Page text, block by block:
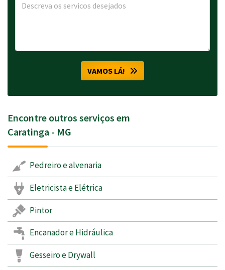
VAMOS LÁ!
Encontre outros serviços em
Caratinga - MG
Pedreiro e alvenaria
Eletricista e Elétrica
Pintor
Encanador e Hidráulica
Gesseiro e Drywall